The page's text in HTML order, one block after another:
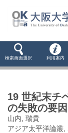
検索画面選択 利用案内
19 世紀末チ
の失敗の要
山内, 瑞貴
アジア太平洋論叢